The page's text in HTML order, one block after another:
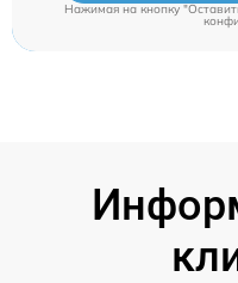
Нажимая на кнопку